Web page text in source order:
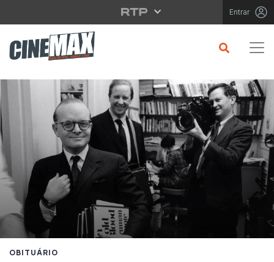
Saltar para o conteúdo principal Entrar
OBITUÁRIO